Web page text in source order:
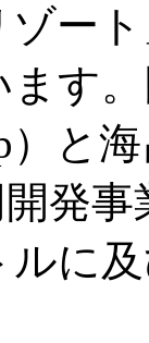
ー
す
）と
発
ルに